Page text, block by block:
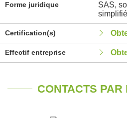
Forme juridique
SAS,
Certification(s)
Effectif entreprise
CONTACTS PAR